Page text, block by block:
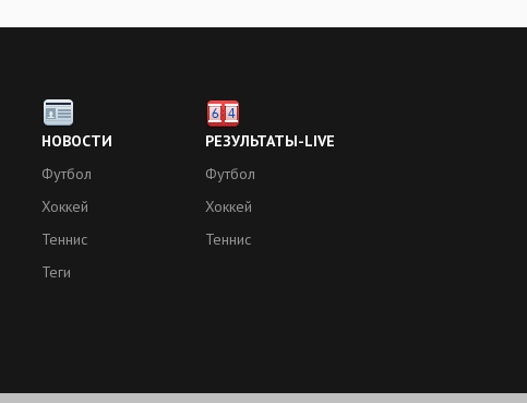
НОВОСТИ
Футбол
Хоккей
Теннис
Теги
РЕЗУЛЬТАТЫ-LIVE
Футбол
Хоккей
Теннис